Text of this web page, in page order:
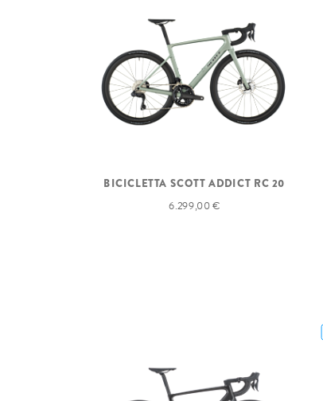
BICICLETTA SCOTT ADDICT RC 20
6.299,00 €